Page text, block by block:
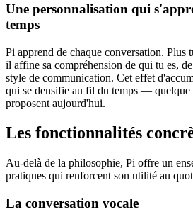
Une personnalisation qui
temps
Pi apprend de chaque conversation. Plus
il affine sa compréhension de qui tu es,
style de communication. Cet effet
qui se densifie au fil du temps — quelque
proposent aujourd'hui.
Les fonctionnalités
Au-delà de la philosophie, Pi offre un
pratiques qui renforcent son utilité au
La conversation vocale